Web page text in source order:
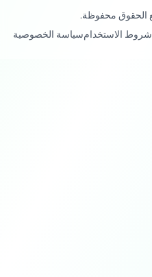
شروط الاستخدامسياسة الخصوصية